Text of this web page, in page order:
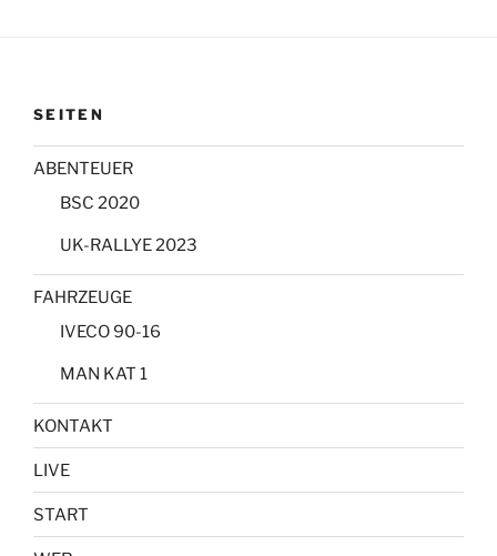
SEITEN
ABENTEUER
BSC 2020
UK-RALLYE 2023
FAHRZEUGE
IVECO 90-16
MAN KAT 1
KONTAKT
LIVE
START